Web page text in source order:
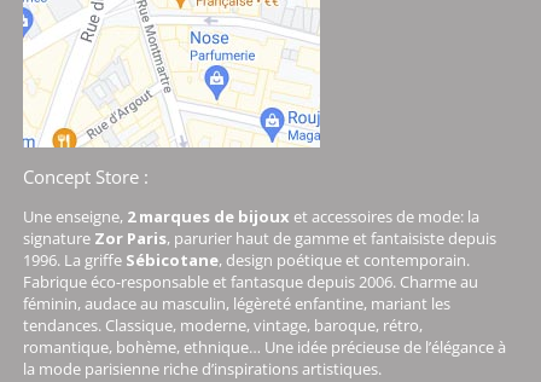
Concept Store :
Une enseigne, 2 marques de bijoux et accessoires de mode: la
signature Zor Paris, parurier haut de gamme et fantaisiste depuis
1996. La griffe Sébicotane, design poétique et contemporain.
Fabrique éco-responsable et fantasque depuis 2006. Charme au
féminin, audace au masculin, légèreté enfantine, mariant les
tendances. Classique, moderne, vintage, baroque, rétro,
romantique, bohème, ethnique… Une idée précieuse de l’élégance à
la mode parisienne riche d’inspirations artistiques.